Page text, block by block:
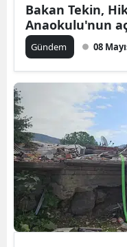
Bakan Tekin,
Anaokulu'nun
Gündem 08